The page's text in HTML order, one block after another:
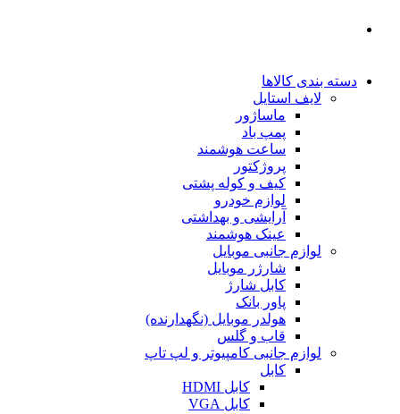
دسته بندی کالاها
لایف استایل
ماساژور
پمپ باد
ساعت هوشمند
پروژکتور
کیف و کوله پشتی
لوازم خودرو
آرایشی و بهداشتی
عینک هوشمند
لوازم جانبی موبایل
شارژر موبایل
کابل شارژ
پاور بانک
هولدر موبایل (نگهدارنده)
قاب و گلس
لوازم جانبی کامپیوتر و لپ تاپ
کابل
کابل HDMI
کابل VGA